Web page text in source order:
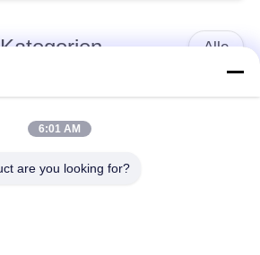
Alle
Schweißmaschine
6:01 AM
are you looking for?